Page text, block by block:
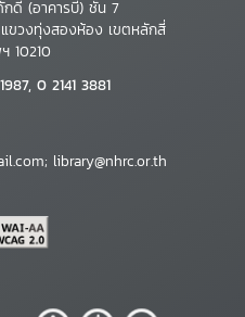
กดี (อาคารบี) ชั้น 7
ขวงทุ่งสองห้อง เขตหลักสี่
10210
0 2141 3881
library@nhrc.or.th